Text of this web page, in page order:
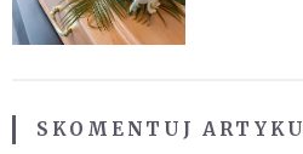
SKOMENTUJ